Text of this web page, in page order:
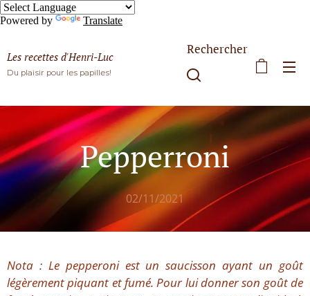
Powered by Translate
Les recettes d'Henri-Luc
Du plaisir pour les papilles!
Rechercher
Pepperroni
02/11/2021
Nota : Le pepperoni est un saucisson ayant un goût
légèrement piquant et fumé. Pour lui donner son goût de